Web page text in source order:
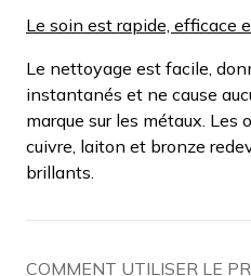
Le soin est rapide, efficace
Le nettoyage est facile,
instantanés et ne cause
marque sur les métaux. Les
cuivre, laiton et bronze
brillants.
COMMENT UTILISER LE